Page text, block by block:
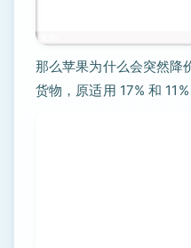
那么苹果为什么会突然降
货物，原适用 17% 和